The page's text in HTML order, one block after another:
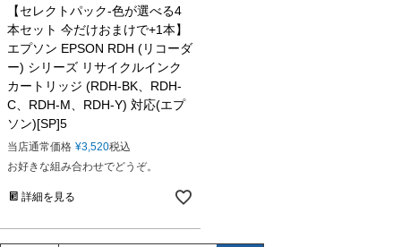
【セレクトパック-色が選べる4
本セット 今だけおまけで+1本】
エプソン EPSON RDH (リコーダ
ー) シリーズ リサイクルインク
カートリッジ (RDH-BK、RDH-
C、RDH-M、RDH-Y) 対応(エプ
ソン)[SP]5
当店通常価格 ¥3,520税込
お好きな組み合わせでどうぞ。
詳細を見る